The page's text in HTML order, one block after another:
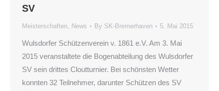
SV
Meisterschaften, News By SK-Bremerhaven 5. Mai 2015
Wulsdorfer Schützenverein v. 1861 e.V. Am 3. Mai
2015 veranstaltete die Bogenabteilung des Wulsdorfer
SV sein drittes Cloutturnier. Bei schönsten Wetter
konnten 32 Teilnehmer, darunter Schützen des SV